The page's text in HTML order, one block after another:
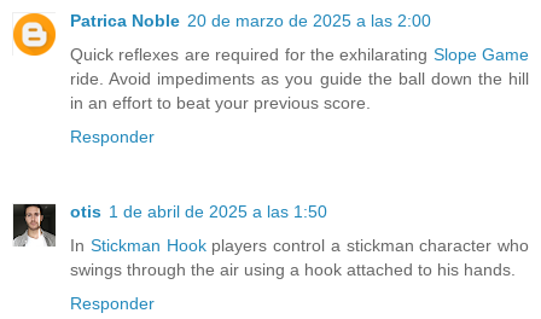
Patrica Noble 20 de marzo de 2025 a las 2:00
Quick reflexes are required for the exhilarating Slope Game
ride. Avoid impediments as you guide the ball down the hill
in an effort to beat your previous score.
Responder
otis 1 de abril de 2025 a las 1:50
In Stickman Hookplayers control a stickman character who
swings through the air using a hook attached to his hands.
Responder